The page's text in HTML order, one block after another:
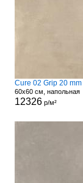
Cure 02 Grip 20 mm
60x60 см, напольная
12326р/м²